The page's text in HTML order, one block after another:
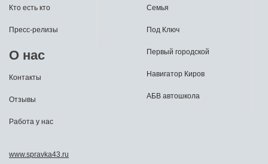
Кто есть кто
Пресс-релизы
О нас
Контакты
Отзывы
Работа у нас
Семья
Под Ключ
Первый городской
Навигатор Киров
АБВ автошкола
www.spravka43.ru